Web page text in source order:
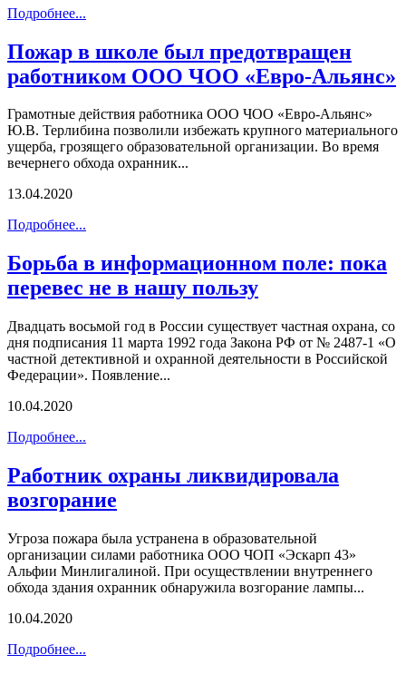
Подробнее...
Пожар в школе был предотвращен
работником ООО ЧОО «Евро-Альянс»
Грамотные действия работника ООО ЧОО «Евро-Альянс»
Ю.В. Терлибина позволили избежать крупного материального
ущерба, грозящего образовательной организации. Во время
вечернего обхода охранник...
13.04.2020
Подробнее...
Борьба в информационном поле: пока
перевес не в нашу пользу
Двадцать восьмой год в России существует частная охрана, со
дня подписания 11 марта 1992 года Закона РФ от № 2487-1 «О
частной детективной и охранной деятельности в Российской
Федерации». Появление...
10.04.2020
Подробнее...
Работник охраны ликвидировала
возгорание
Угроза пожара была устранена в образовательной
организации силами работника ООО ЧОП «Эскарп 43»
Альфии Минлигалиной. При осуществлении внутреннего
обхода здания охранник обнаружила возгорание лампы...
10.04.2020
Подробнее...